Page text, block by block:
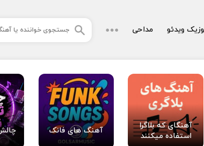
ویدئو مداحی
آهنگای که بلاگرا
استفاده میکنند
آهنگ های فانک